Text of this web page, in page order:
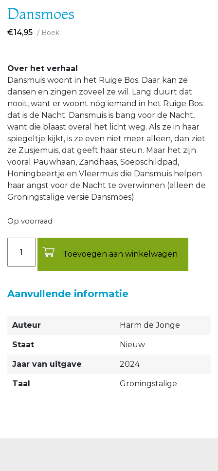
Dansmoes
€14,95 / Boek
Over het verhaal
Dansmuis woont in het Ruige Bos. Daar kan ze
dansen en zingen zoveel ze wil. Lang duurt dat
nooit, want er woont nóg iemand in het Ruige Bos:
dat is de Nacht. Dansmuis is bang voor de Nacht,
want die blaast overal het licht weg. Als ze in haar
spiegeltje kijkt, is ze even niet meer alleen, dan ziet
ze Zusjemuis, dat geeft haar steun. Maar het zijn
vooral Pauwhaan, Zandhaas, Soepschildpad,
Honingbeertje en Vleermuis die Dansmuis helpen
haar angst voor de Nacht te overwinnen (alleen de
Groningstalige versie Dansmoes).
Op voorraad
Toevoegen aan winkelwagen
Aanvullende informatie
Auteur Harm de Jonge
Staat Nieuw
Jaar van uitgave 2024
Taal Groningstalige